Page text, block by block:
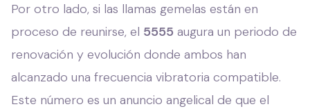
Por otro lado, si las llamas gemelas están en
proceso de reunirse, el 5555 augura un periodo de
renovación y evolución donde ambos han
alcanzado una frecuencia vibratoria compatible.
Este número es un anuncio angelical de que el